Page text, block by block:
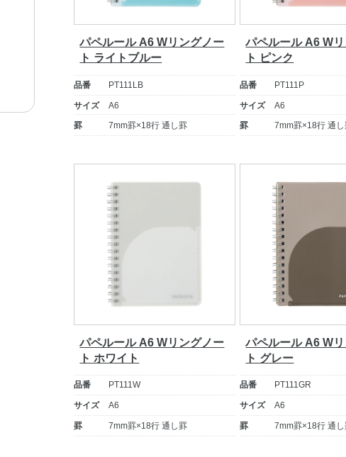
パペルール A6 Wリングノー
ト ライトブルー
品番 PT111LB
サイズ A6
罫 7mm罫×18行 通し罫
パペルール A6 W
ト ピンク
品番 PT111P
サイズ A6
罫 7mm罫×18行 通し
パペルール A6 Wリングノー
ト ホワイト
品番 PT111W
サイズ A6
罫 7mm罫×18行 通し罫
パペルール A6 W
ト グレー
品番 PT111GR
サイズ A6
罫 7mm罫×18行 通し